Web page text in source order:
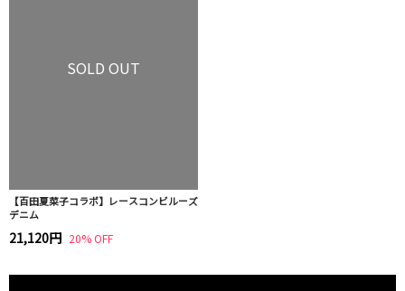
SOLD OUT
【百田夏菜子コラボ】レースコンビルーズ
デニム
21,120円 20% OFF